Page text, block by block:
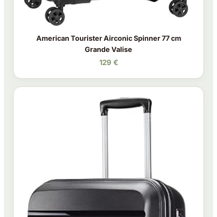
American Tourister Airconic Spinner 77 cm
Grande Valise
129 €